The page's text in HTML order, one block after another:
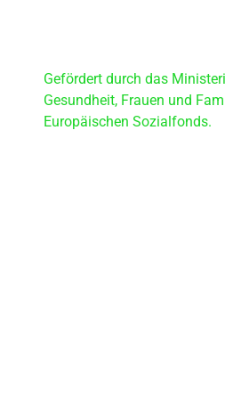
Gefördert durch das
Gesundheit, Frauen und
Europäischen Sozialfonds.